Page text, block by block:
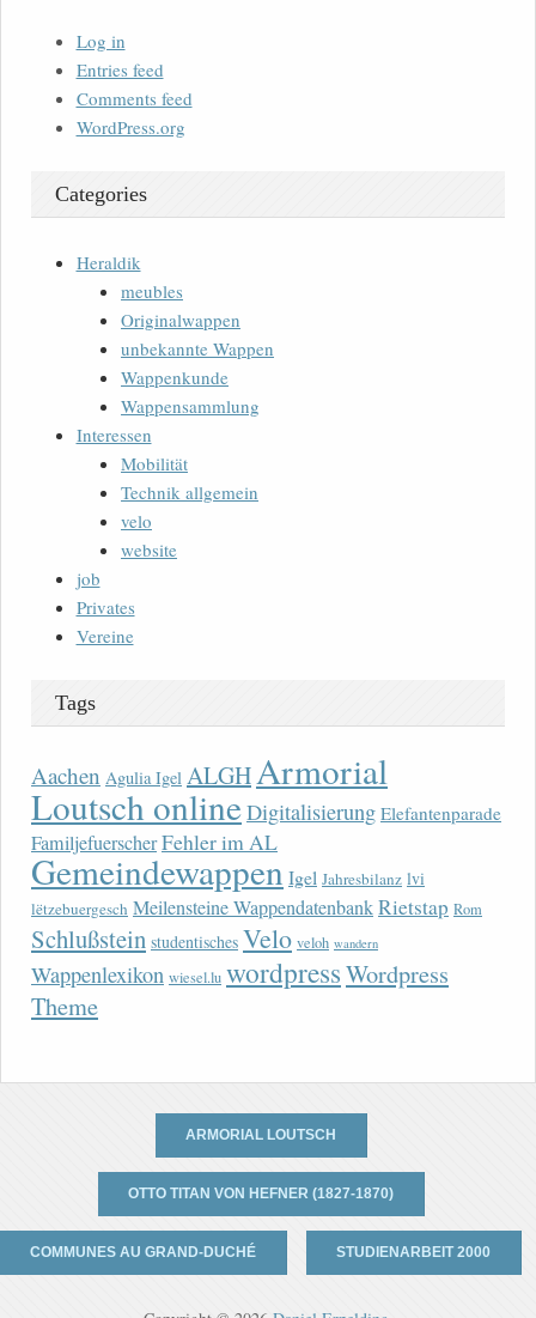
Log in
Entries feed
Comments feed
WordPress.org
Categories
Heraldik
meubles
Originalwappen
unbekannte Wappen
Wappenkunde
Wappensammlung
Interessen
Mobilität
Technik allgemein
velo
website
job
Privates
Vereine
Tags
Aachen Agulia Igel ALGHArmorial
Loutsch onlineDigitalisierung Elefantenparade
FamiljefuerscherFehler im AL
Gemeindewappen Igel Jahresbilanz lvi
lëtzebuergesch Meilensteine WappendatenbankRietstap Rom
Schlußstein studentisches Velo veloh wandern
Wappenlexikon wiesel.lu wordpressWordpress
Theme
ARMORIAL LOUTSCH
OTTO TITAN VON HEFNER (1827-1870)
COMMUNES AU GRAND-DUCHÉ STUDIENARBEIT 2000